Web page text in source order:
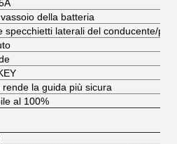
della batteria
laterali del conducente/
la guida più sicura
al 100%